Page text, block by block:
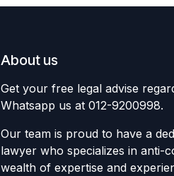
About us
Get your free legal advise
Whatsapp us at 012-9200998.
Our team is proud to have a
lawyer who specializes in anti-
wealth of expertise and